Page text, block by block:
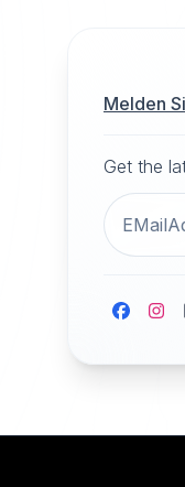
Melden
Get the